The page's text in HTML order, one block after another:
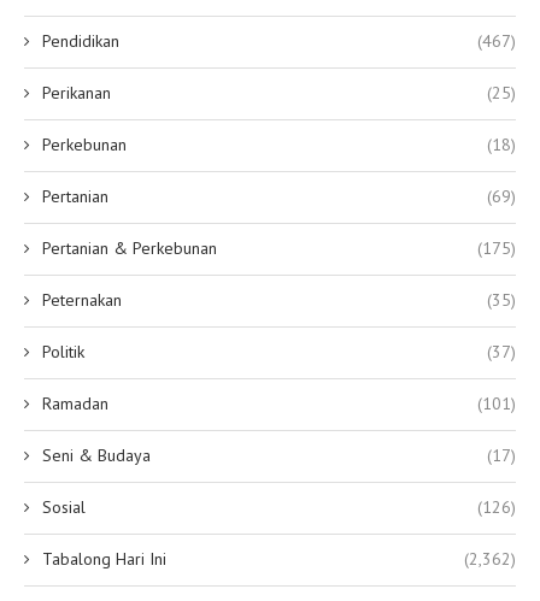
Pendidikan (467)
Perikanan (25)
Perkebunan (18)
Pertanian (69)
Pertanian & Perkebunan (175)
Peternakan (35)
Politik (37)
Ramadan (101)
Seni & Budaya (17)
Sosial (126)
Tabalong Hari Ini (2,362)